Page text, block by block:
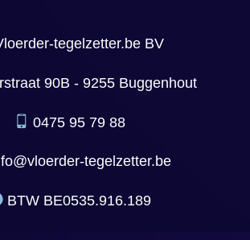
tegelzetter.be BV
90B - 9255 Buggenhout
0475 95 79 88
tegelzetter.be
BTW BE0535.916.189